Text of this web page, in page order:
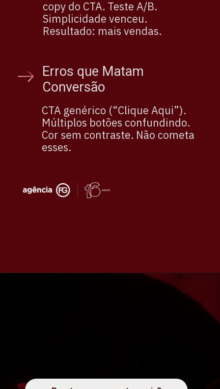
copy do CTA. Teste A/B.
Simplicidade venceu.
Resultado: mais vendas.
CTA genérico (“Clique Aqui”).
Múltiplos botões confundindo.
Cor sem contraste. Não cometa
esses.
Erros que Matam
Conversão